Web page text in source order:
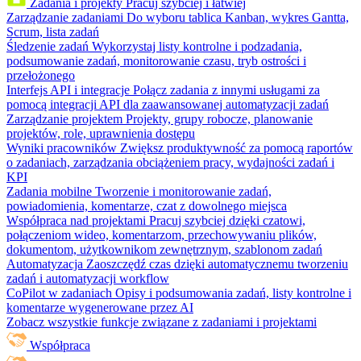
Zadania i projekty Pracuj szybciej i łatwiej
Zarządzanie zadaniami Do wyboru tablica Kanban, wykres Gantta,
Scrum, lista zadań
Śledzenie zadań Wykorzystaj listy kontrolne i podzadania,
podsumowanie zadań, monitorowanie czasu, tryb ostrości i
przełożonego
Interfejs API i integracje Połącz zadania z innymi usługami za
pomocą integracji API dla zaawansowanej automatyzacji zadań
Zarządzanie projektem Projekty, grupy robocze, planowanie
projektów, role, uprawnienia dostępu
Wyniki pracowników Zwiększ produktywność za pomocą raportów
o zadaniach, zarządzania obciążeniem pracy, wydajności zadań i
KPI
Zadania mobilne Tworzenie i monitorowanie zadań,
powiadomienia, komentarze, czat z dowolnego miejsca
Współpraca nad projektami Pracuj szybciej dzięki czatowi,
połączeniom wideo, komentarzom, przechowywaniu plików,
dokumentom, użytkownikom zewnętrznym, szablonom zadań
Automatyzacja Zaoszczędź czas dzięki automatycznemu tworzeniu
zadań i automatyzacji workflow
CoPilot w zadaniach Opisy i podsumowania zadań, listy kontrolne i
komentarze wygenerowane przez AI
Zobacz wszystkie funkcje związane z zadaniami i projektami
Współpraca